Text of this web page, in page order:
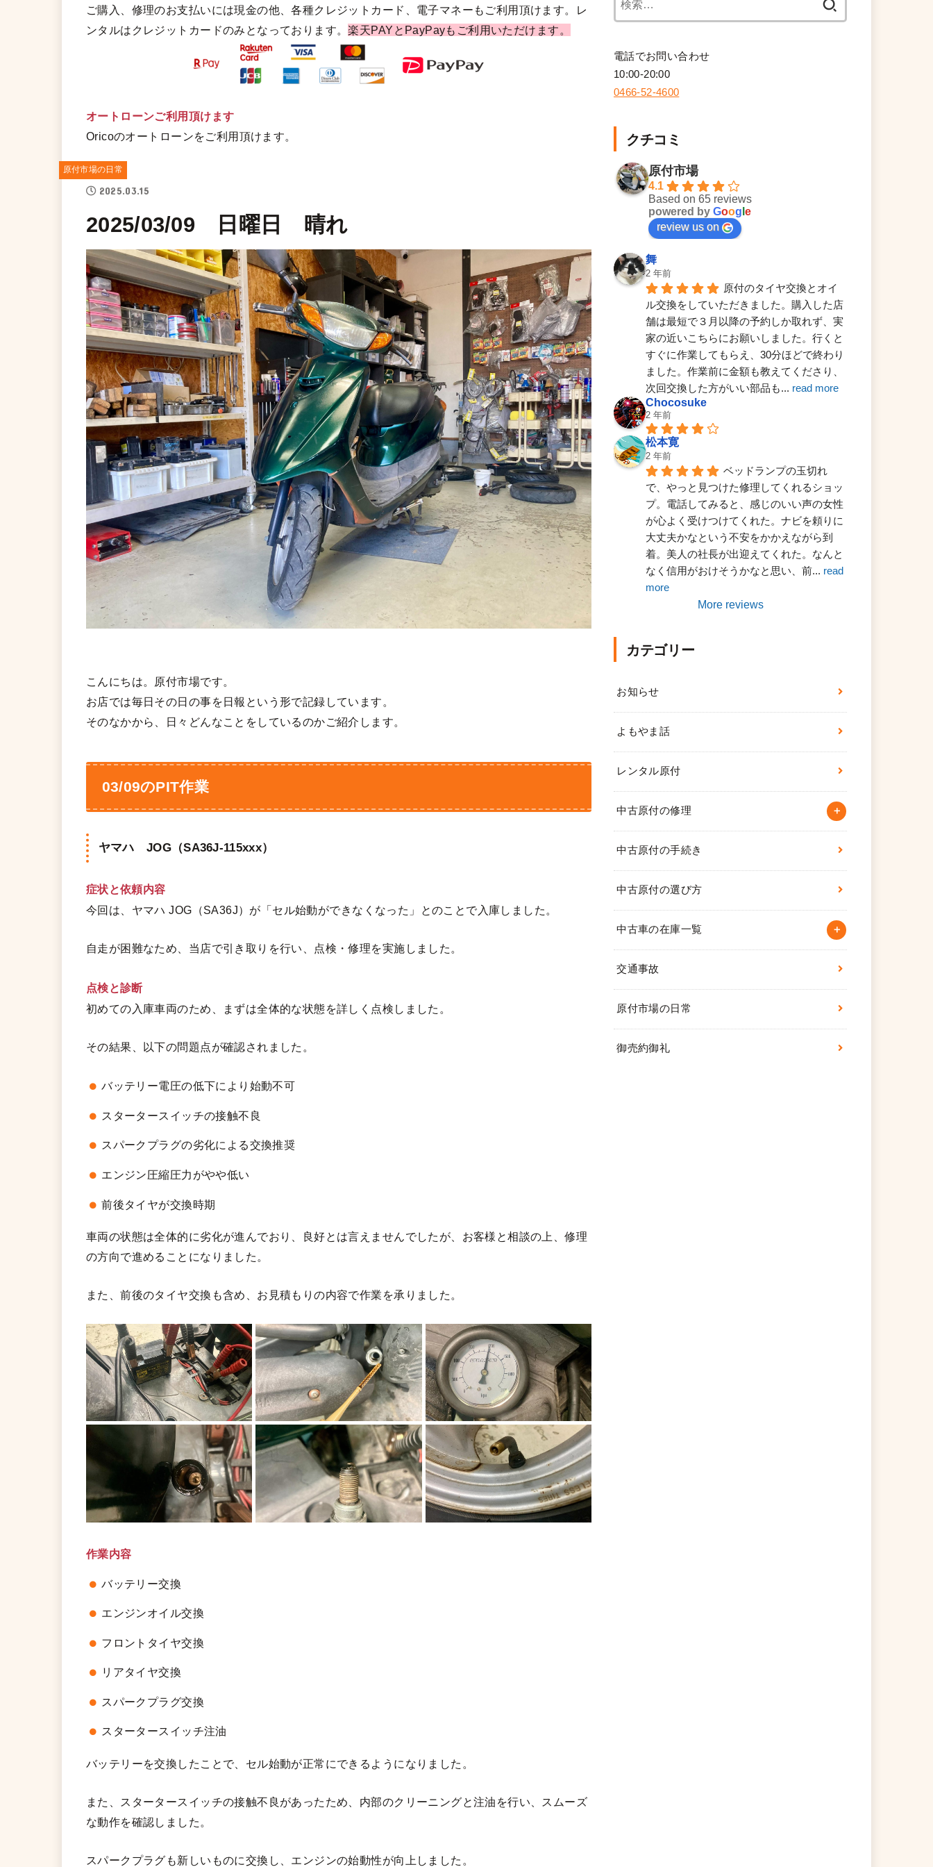
ご購入、修理のお支払いには現金の他、各種クレジットカード、電子マネーもご利用頂けます。レ
ンタルはクレジットカードのみとなっております。楽天PAYとPayPayもご利用いただけます。
オートローンご利用頂けます
Oricoのオートローンをご利用頂けます。
原付市場の日常
2025.03.15
2025/03/09 日曜日 晴れ
こんにちは。原付市場です。
お店では毎日その日の事を日報という形で記録しています。
そのなかから、日々どんなことをしているのかご紹介します。
03/09のPIT作業
ヤマハ JOG（SA36J-115xxx）
症状と依頼内容
今回は、ヤマハ JOG（SA36J）が「セル始動ができなくなった」とのことで入庫しました。
自走が困難なため、当店で引き取りを行い、点検・修理を実施しました。
点検と診断
初めての入庫車両のため、まずは全体的な状態を詳しく点検しました。
その結果、以下の問題点が確認されました。
バッテリー電圧の低下により始動不可
スタータースイッチの接触不良
スパークプラグの劣化による交換推奨
エンジン圧縮圧力がやや低い
前後タイヤが交換時期
車両の状態は全体的に劣化が進んでおり、良好とは言えませんでしたが、お客様と相談の上、修理
の方向で進めることになりました。
また、前後のタイヤ交換も含め、お見積もりの内容で作業を承りました。
作業内容
バッテリー交換
エンジンオイル交換
フロントタイヤ交換
リアタイヤ交換
スパークプラグ交換
スタータースイッチ注油
バッテリーを交換したことで、セル始動が正常にできるようになりました。
また、スタータースイッチの接触不良があったため、内部のクリーニングと注油を行い、スムーズ
な動作を確認しました。
スパークプラグも新しいものに交換し、エンジンの始動性が向上しました。
電話でお問い合わせ
10:00-20:00
0466-52-4600
クチコミ
原付市場
4.1
Based on 65 reviews
powered by Goog e
review us on
舞
2 年前
原付のタイヤ交換とオイ
ル交換をしていただきました。購入した店
舗は最短で３月以降の予約しか取れず、実
家の近いこちらにお願いしました。行くと
すぐに作業してもらえ、30分ほどで終わり
ました。作業前に金額も教えてくださり、
次回交換した方がいい部品も... read more
Chocosuke
2 年前
松本寛
2 年前
ベッドランプの玉切れ
で、やっと見つけた修理してくれるショッ
プ。電話してみると、感じのいい声の女性
が心よく受けつけてくれた。ナビを頼りに
大丈夫かなという不安をかかえながら到
着。美人の社長が出迎えてくれた。なんと
なく信用がおけそうかなと思い、前... read
more
More reviews
カテゴリー
お知らせ
よもやま話
レンタル原付
中古原付の修理
中古原付の手続き
中古原付の選び方
中古車の在庫一覧
交通事故
原付市場の日常
御売約御礼